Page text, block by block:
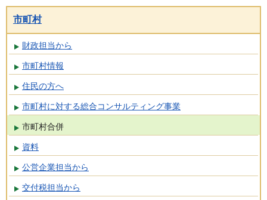
市町村
財政担当から
市町村情報
住民の方へ
市町村に対する総合コンサルティング事業
市町村合併
資料
公営企業担当から
交付税担当から